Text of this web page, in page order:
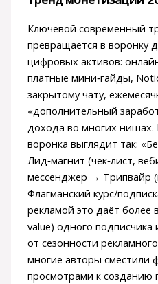
Ключевой современный
превращается в воронку
цифровых активов:
платные мини‑гайды,
закрытому чату,
«дополнительный
дохода во многих нишах.
воронка выглядит так:
Лид‑магнит (чек‑лист,
мессенджер → Трипвайр
Флагманский курс/
рекламой это даёт более
value) одного подписчика
от сезонности
многие авторы сместили
просмотрами к созданию